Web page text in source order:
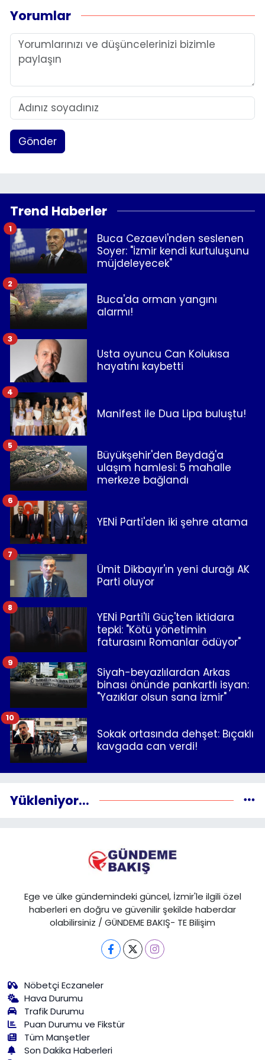
Yorumlar
Gönder
Trend Haberler
Buca Cezaevi'nden seslenen
Soyer: "İzmir kendi kurtuluşunu
müjdeleyecek"
1
Buca'da orman yangını
alarmı!
2
Usta oyuncu Can Kolukısa
hayatını kaybetti
3
Manifest ile Dua Lipa buluştu!
4
Büyükşehir'den Beydağ'a
ulaşım hamlesi: 5 mahalle
merkeze bağlandı
5
YENİ Parti'den iki şehre atama
6
Ümit Dikbayır'ın yeni durağı AK
Parti oluyor
7
YENİ Parti'li Güç'ten iktidara
tepki: "Kötü yönetimin
faturasını Romanlar ödüyor"
8
Siyah-beyazlılardan Arkas
binası önünde pankartlı isyan:
"Yazıklar olsun sana İzmir"
9
Sokak ortasında dehşet: Bıçaklı
kavgada can verdi!
10
Yükleniyor...
Ege ve ülke gündemindeki güncel, İzmir'le ilgili özel
haberleri en doğru ve güvenilir şekilde haberdar
olabilirsiniz / GÜNDEME BAKIŞ- TE Bilişim
Nöbetçi Eczaneler
Hava Durumu
Trafik Durumu
Puan Durumu ve Fikstür
Tüm Manşetler
Son Dakika Haberleri